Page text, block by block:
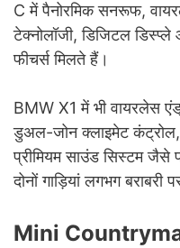
C में पैनोरमिक सनरूफ,
टेक्नोलॉजी, डिजिटल
फीचर्स मिलते हैं।
BMW X1 में भी वायरलेस
डुअल-जोन क्लाइमेट
प्रीमियम साउंड सिस्टम जैसे
दोनों गाड़ियां लगभग बराबरी
Mini